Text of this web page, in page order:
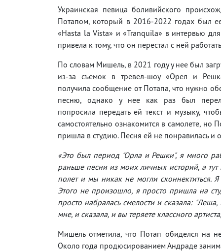
Украинская певица боливийского
Потапом, который в 2016-2022 годах был
«Hasta la Vista» и «Tranquila» в интервью
привела к тому, что он перестал с ней
По словам Мишель, в 2021 году у нее был
из-за съемок в тревел-шоу «Орел и
получила сообщение от Потапа, что нужно
песню, однако у нее как раз был
попросила передать ей текст и музыку,
самостоятельно ознакомится в самолете, но
пришла в студию. Песня ей не понравилась и
«Это был период "Орла и Решки", я много
раньше песни из моих личных историй, а
полет и мы никак не могли сконнектиться.
Этого не произошло, я просто пришла на
просто набралась смелости и сказала:
мне, и сказала, и вы теряете классного
Мишель отметила, что Потап обиделся на
Около года продюсированием Андраде